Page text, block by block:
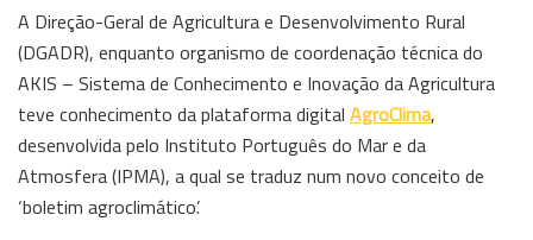
A Direção-Geral de Agricultura e Desenvolvimento Rural
(DGADR), enquanto organismo de coordenação técnica do
AKIS – Sistema de Conhecimento e Inovação da Agricultura
teve conhecimento da plataforma digital AgroClima,
desenvolvida pelo Instituto Português do Mar e da
Atmosfera (IPMA), a qual se traduz num novo conceito de
‘boletim agroclimático’.